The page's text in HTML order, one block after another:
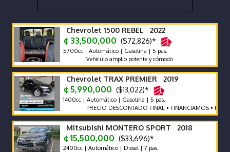
Chevrolet 1500 REBEL 2022
¢ 33,500,000 ($72,826)*
5700cc | Automático | Gasolina | 5 pas.
Vehiculo amplio potente y cómodo
Chevrolet TRAX PREMIER 2019
¢ 5,990,000 ($13,022)*
1400cc | Automático | Gasolina | 5 pas.
PRECIO DESCONTADO FINAL • FINANCIAMOS •
Mitsubishi MONTERO SPORT 2018
¢ 15,500,000 ($33,696)*
2400cc | Automático | Diesel | 7 pas.